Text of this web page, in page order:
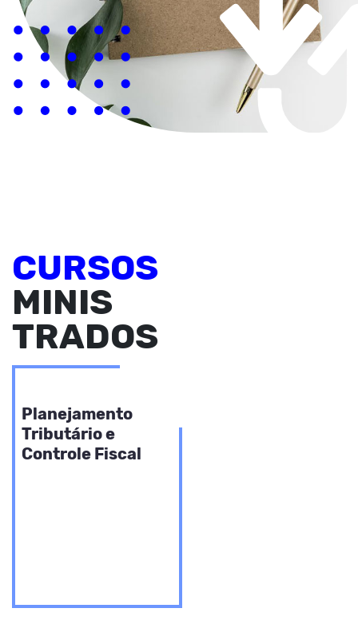
CURSOS
MINIS
TRADOS
Planejamento
Tributário e
Controle Fiscal